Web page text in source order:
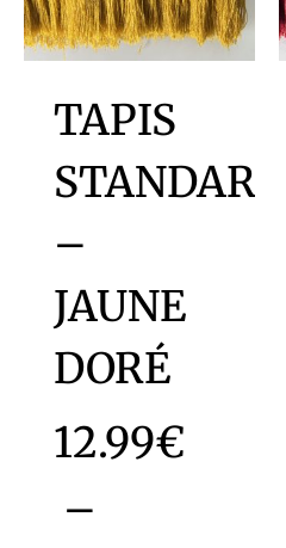
TAPIS
STANDARD
–
JAUNE
DORÉ
12.99€
–